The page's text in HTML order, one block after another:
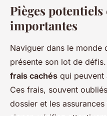
Pièges
importantes
Naviguer dans le monde
présente son lot de
frais cachés qui
Ces frais, souvent
dossier et les